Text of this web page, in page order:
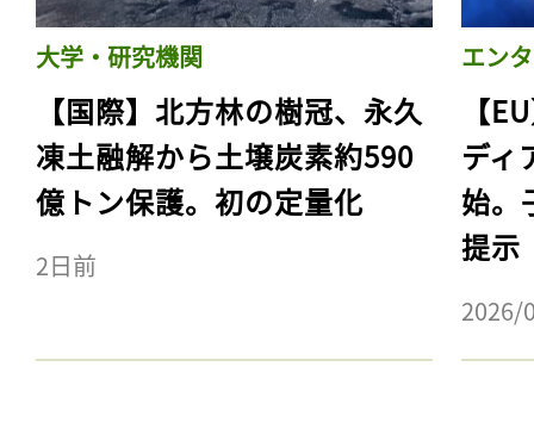
大学・研究機関
【国際】北方林の樹冠、永久
凍土融解から土壌炭素約590
億トン保護。初の定量化
2日前
エン
【
ディ
始。
提示
2026/